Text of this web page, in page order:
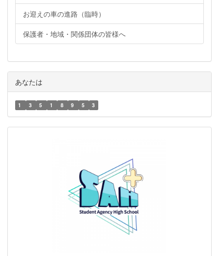
お迎えの車の進路（臨時）
保護者・地域・関係団体の皆様へ
あなたは
1 3 5 1 8 9 5 3